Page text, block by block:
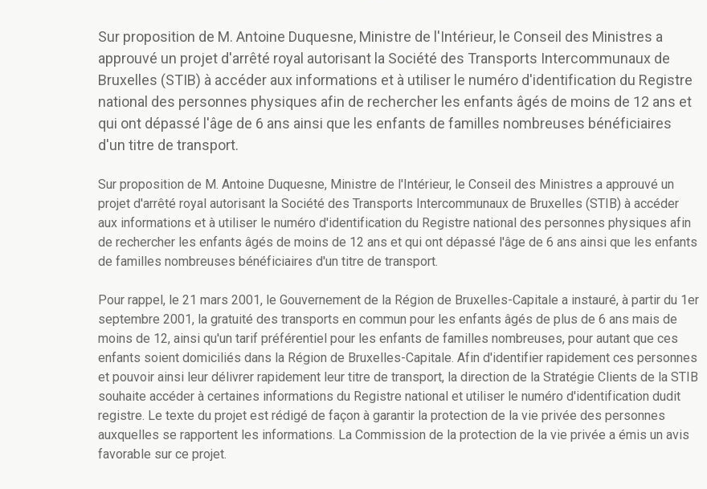
Sur proposition de M. Antoine Duquesne, Ministre de l'Intérieur, le Conseil des Ministres a
approuvé un projet d'arrêté royal autorisant la Société des Transports Intercommunaux de
Bruxelles (STIB) à accéder aux informations et à utiliser le numéro d'identification du Registre
national des personnes physiques afin de rechercher les enfants âgés de moins de 12 ans et
qui ont dépassé l'âge de 6 ans ainsi que les enfants de familles nombreuses bénéficiaires
d'un titre de transport.
Sur proposition de M. Antoine Duquesne, Ministre de l'Intérieur, le Conseil des Ministres a approuvé un
projet d'arrêté royal autorisant la Société des Transports Intercommunaux de Bruxelles (STIB) à accéder
aux informations et à utiliser le numéro d'identification du Registre national des personnes physiques afin
de rechercher les enfants âgés de moins de 12 ans et qui ont dépassé l'âge de 6 ans ainsi que les enfants
de familles nombreuses bénéficiaires d'un titre de transport.
Pour rappel, le 21 mars 2001, le Gouvernement de la Région de Bruxelles-Capitale a instauré, à partir du 1er
septembre 2001, la gratuité des transports en commun pour les enfants âgés de plus de 6 ans mais de
moins de 12, ainsi qu'un tarif préférentiel pour les enfants de familles nombreuses, pour autant que ces
enfants soient domiciliés dans la Région de Bruxelles-Capitale. Afin d'identifier rapidement ces personnes
et pouvoir ainsi leur délivrer rapidement leur titre de transport, la direction de la Stratégie Clients de la STIB
souhaite accéder à certaines informations du Registre national et utiliser le numéro d'identification dudit
registre. Le texte du projet est rédigé de façon à garantir la protection de la vie privée des personnes
auxquelles se rapportent les informations. La Commission de la protection de la vie privée a émis un avis
favorable sur ce projet.